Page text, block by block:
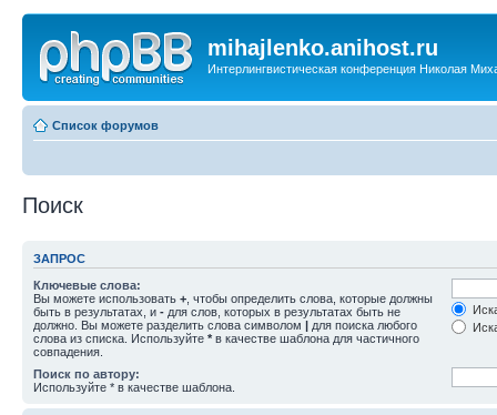
mihajlenko.anihost.ru
Интерлингвистическая конференция Николая
Список форумов
Поиск
ЗАПРОС
Ключевые слова:
Вы можете использовать + , чтобы определить слова, которые должны
быть в результатах, и - для слов, которых в результатах быть не
должно. Вы можете разделить слова символом | для поиска любого
слова из списка. Используйте * в качестве шаблона для частичного
совпадения.
Поиск по автору:
Используйте * в качестве шаблона.